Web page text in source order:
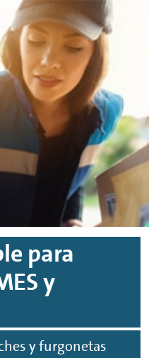
para
y
y furgonetas